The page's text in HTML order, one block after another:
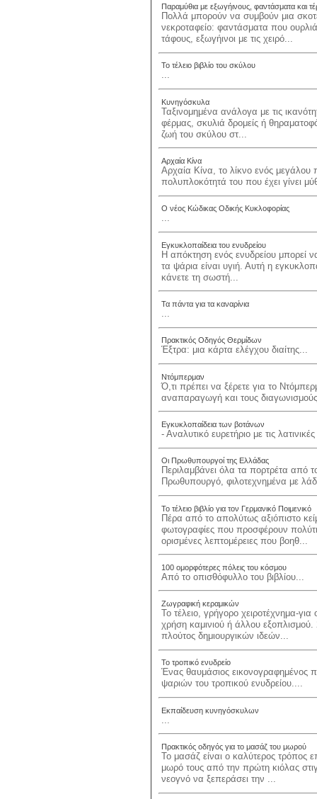
Παραμύθια με εξωγήινους, φαντάσματα και
Πολλά μπορούν να συμβούν μια
νεκροταφείο: φαντάσματα που
τάφους, εξωγήινοι με τις χειρό...
Το τέλειο βιβλίο του σκύλου
...
Κυνηγόσκυλα
Ταξινομημένα ανάλογα με τις
φέρμας, σκυλιά δρομείς ή
ζωή του σκύλου στ...
Αρχαία Κίνα
Αρχαία Κίνα, το λίκνο ενός μεγάλου
πολυπλοκότητά του που έχει γίνει
Ο νέος Κώδικας Οδικής Κυκλοφορίας
...
Εγκυκλοπαίδεια του ενυδρείου
Η απόκτηση ενός ενυδρείου μπορεί
τα ψάρια είναι υγιή. Αυτή η
κάνετε τη σωστή...
Τα πάντα για τα καναρίνια
Πρακτικός Οδηγός Θερμίδων
Έξτρα: μια κάρτα ελέγχου διαίτης...
Ντόμπερμαν
Ό,τι πρέπει να ξέρετε για το
αναπαραγωγή και τους
Εγκυκλοπαίδεια των βοτάνων
- Αναλυτικό ευρετήριο με τις
Οι Πρωθυπουργοί της Ελλάδας
Περιλαμβάνει όλα τα πορτρέτα από
Πρωθυπουργό, φιλοτεχνημένα με
Το τέλειο βιβλίο για τον Γερμανικό Ποιμενικό
Πέρα από το απολύτως αξιόπιστο
φωτογραφίες που προσφέρουν
ορισμένες λεπτομέρειες που βοηθ...
100 ομορφότερες πόλεις του κόσμου
Από το οπισθόφυλλο του βιβλίου...
Ζωγραφική κεραμικών
Το τέλειο, γρήγορο χειροτέχνημα-
χρήση καμινιού ή άλλου
πλούτος δημιουργικών ιδεών...
Το τροπικό ενυδρείο
Ένας θαυμάσιος εικονογραφημένος
ψαριών του τροπικού ενυδρείου....
Εκπαίδευση κυνηγόσκυλων
Πρακτικός οδηγός για το μασάζ του μωρού
Το μασάζ είναι ο καλύτερος τρόπος
μωρό τους από την πρώτη κιόλας
νεογνό να ξεπεράσει την ...